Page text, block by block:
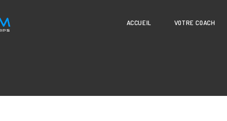
ACCUEIL VOTRE COACH